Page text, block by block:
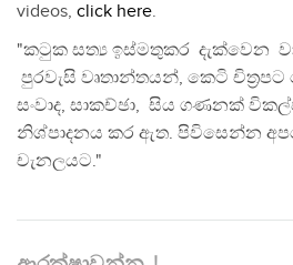
videos, click here.
"කටුක සත්‍ය ඉස්මතුකර දැක්වෙන
පුරවැසි වෘතාන්තයන්, කෙටි
සංවාද, සාකච්ඡා, සිය ගණනක්
නිශ්පාදනය කර ඇත. පිවිසෙන්න
චැනලයට."